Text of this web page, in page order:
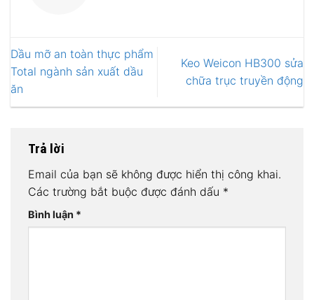
Dầu mỡ an toàn thực phẩm
Total ngành sản xuất dầu
ăn
Keo Weicon HB300 sửa
chữa trục truyền động
Trả lời
Email của bạn sẽ không được hiển thị công khai.
Các trường bắt buộc được đánh dấu *
Bình luận *